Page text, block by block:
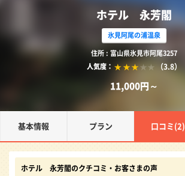
ホテル 永芳閣
氷見阿尾の浦温泉
住所 : 富山県氷見市阿尾3257
人気度：
（3.8）
11,000円～
基本情報 プラン 口コミ(2)
ホテル 永芳閣のクチコミ・お客さまの声